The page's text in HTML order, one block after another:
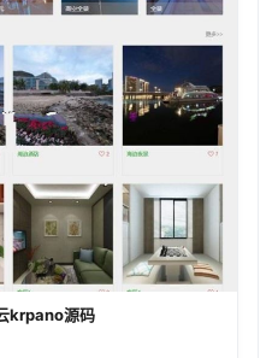
krpano源码